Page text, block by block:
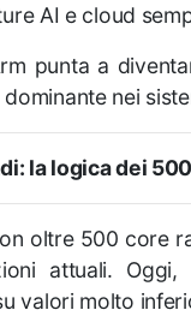
AI e cloud
punta a
nei
la logica dei
oltre 500 core
attuali.
valori molto